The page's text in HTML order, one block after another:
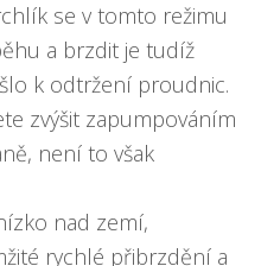
se v tomto režimu
a brzdit je tudíž
k odtržení proudnic.
zvýšit zapumpováním
není to však
nad zemí,
rychlé přibrzdění a